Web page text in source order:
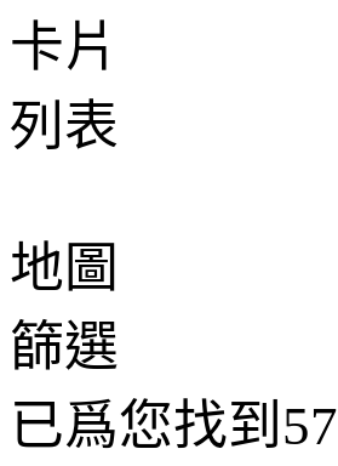
卡片
列表
地圖
篩選
已爲您找到 57